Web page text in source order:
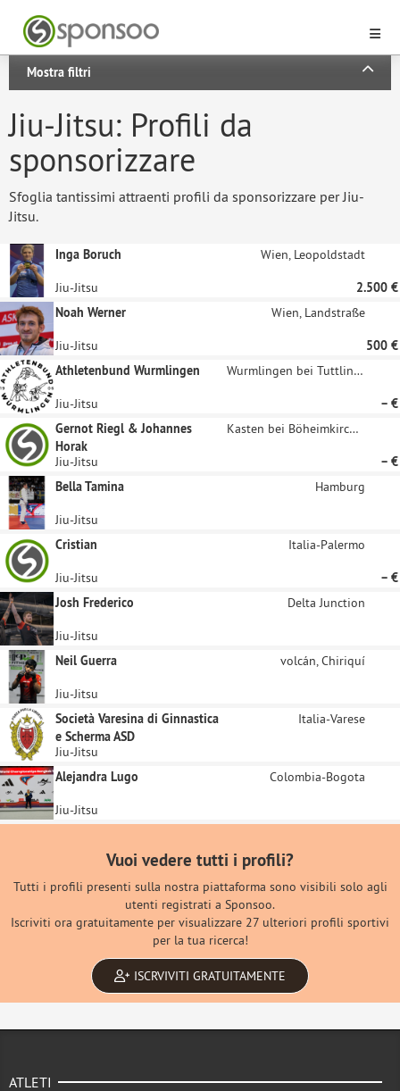
Mostra filtri
Jiu-Jitsu: Profili da
sponsorizzare
Sfoglia tantissimi attraenti profili da sponsorizzare per Jiu-
Jitsu.
Inga Boruch Wien, Leopoldstadt
Jiu-Jitsu
2.500 €
Noah Werner
Wien, Landstraße
Jiu-Jitsu
500 €
Athletenbund Wurmlingen
Wurmlingen bei Tuttlingen
Jiu-Jitsu
– €
Gernot Riegl & Johannes
Horak
Kasten bei Böheimkirchen
Jiu-Jitsu
– €
Bella Tamina
Hamburg
Jiu-Jitsu
Cristian
Italia-Palermo
Jiu-Jitsu
– €
Josh Frederico
Delta Junction
Jiu-Jitsu
Neil Guerra
volcán, Chiriquí
Jiu-Jitsu
Società Varesina di Ginnastica
e Scherma ASD
Italia-Varese
Jiu-Jitsu
Alejandra Lugo
Colombia-Bogota
Jiu-Jitsu
Vuoi vedere tutti i profili?
Tutti i profili presenti sulla nostra piattaforma sono visibili solo agli
utenti registrati a Sponsoo.
Iscriviti ora gratuitamente per visualizzare 27 ulteriori profili sportivi
per la tua ricerca!
ISCRVIVITI GRATUITAMENTE
ATLETI